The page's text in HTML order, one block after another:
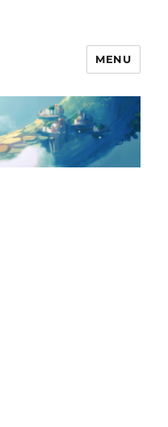
MENU